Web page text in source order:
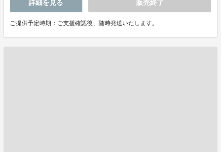
詳細を見る 販売終了
ご提供予定時期：ご支援確認後、随時発送いたします。